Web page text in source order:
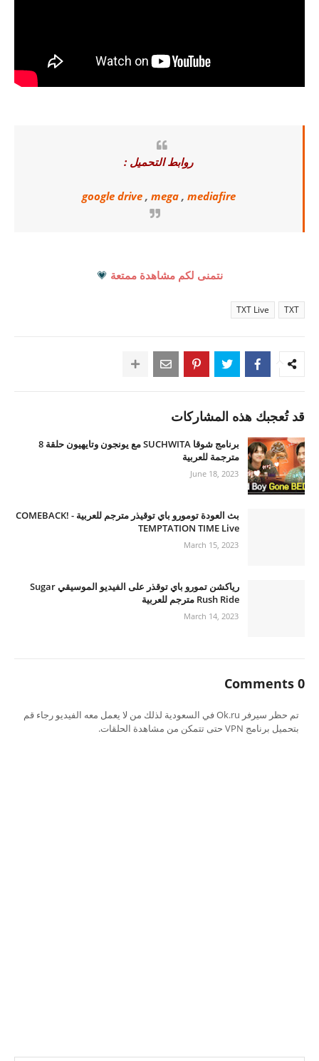
روابط التحميل :
google drive, mega, mediafire
نتمنى لكم مشاهدة ممتعة 💗
TXT
TXT Live
قد تُعجبك هذه المشاركات
برنامج شوقا SUCHWITA مع يونجون وتايهيون حلقة 8
مترجمة للعربية
June 18, 2023
بث العودة تومورو باي توقيذر مترجم للعربية - COMEBACK!
TEMPTATION TIME Live
March 15, 2023
رياكشن تمورو باي توقذر على الفيديو الموسيقي Sugar
Rush Ride مترجم للعربية
March 14, 2023
0 Comments
تم حظر سيرفر Ok.ru في السعودية لذلك من لا يعمل معه الفيديو رجاء قم
بتحميل برنامج VPN حتى تتمكن من مشاهدة الحلقات.